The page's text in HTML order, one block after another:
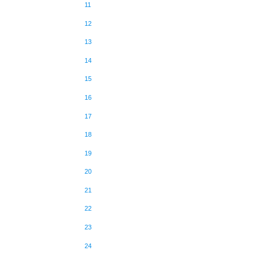
11
12
13
14
15
16
17
18
19
20
21
22
23
24